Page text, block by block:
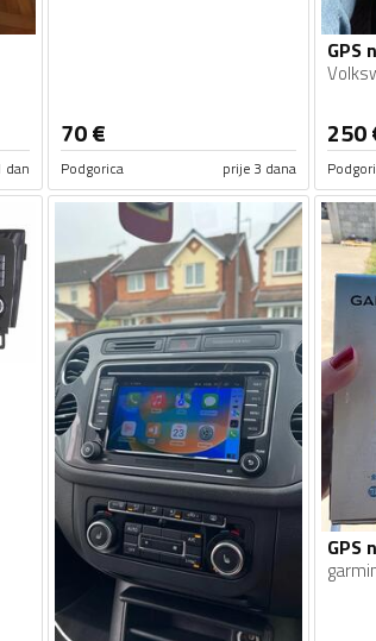
dan
70€
Podgorica prije 3 dana
GPS
250
GPS